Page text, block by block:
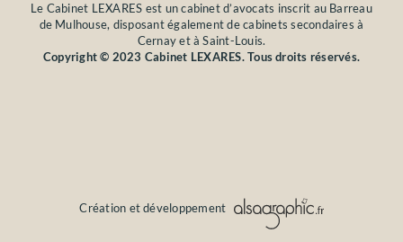
Le Cabinet LEXARES est un cabinet d’avocats inscrit au Barreau
de Mulhouse, disposant également de cabinets secondaires à
Cernay et à Saint-Louis.
Copyright © 2023 Cabinet LEXARES. Tous droits réservés.
Création et développement